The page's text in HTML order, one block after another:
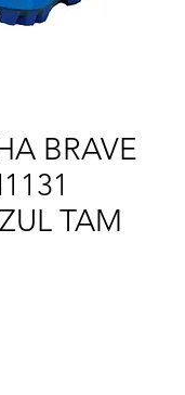
BRAVE
TAM